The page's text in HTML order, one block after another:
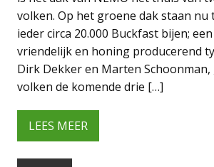
volken. Op het groene dak staan nu
ieder circa 20.000 Buckfast bijen;
vriendelijk en honing producerend
Dirk Dekker en Marten Schoonman,
volken de komende drie […]
LEES MEER